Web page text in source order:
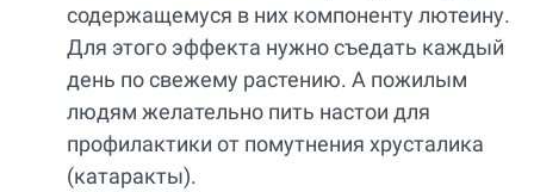
содержащемуся в них компоненту лютеину.
Для этого эффекта нужно съедать каждый
день по свежему растению. А пожилым
людям желательно пить настои для
профилактики от помутнения хрусталика
(катаракты).